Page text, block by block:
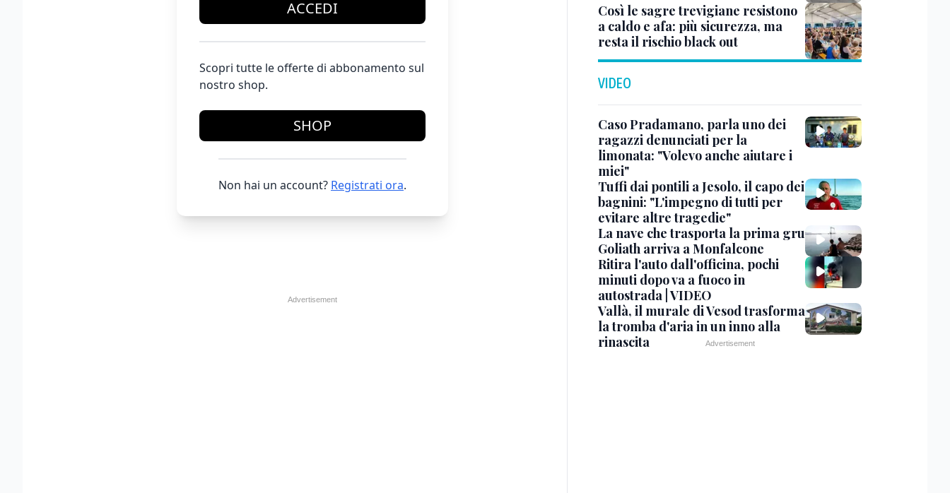
ACCEDI
Scopri tutte le offerte di abbonamento sul
nostro shop.
SHOP
Non hai un account? Registrati ora.
Così le sagre trevigiane resistono
a caldo e afa: più sicurezza, ma
resta il rischio black out
VIDEO
Caso Pradamano, parla uno dei
ragazzi denunciati per la
limonata: "Volevo anche aiutare i
miei"
Tuffi dai pontili a Jesolo, il capo dei
bagnini: "L'impegno di tutti per
evitare altre tragedie"
La nave che trasporta la prima gru
Goliath arriva a Monfalcone
Ritira l'auto dall'officina, pochi
minuti dopo va a fuoco in
autostrada | VIDEO
Vallà, il murale di Vesod trasforma
la tromba d'aria in un inno alla
rinascita